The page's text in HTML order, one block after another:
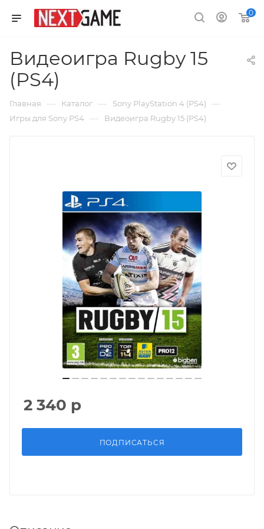
0
Видеоигра Rugby 15
(PS4)
Главная — Каталог — Sony PlayStation 4 (PS4) —
Игры для Sony PS4 — Видеоигра Rugby 15 (PS4)
2 340 р
ПОДПИСАТЬСЯ